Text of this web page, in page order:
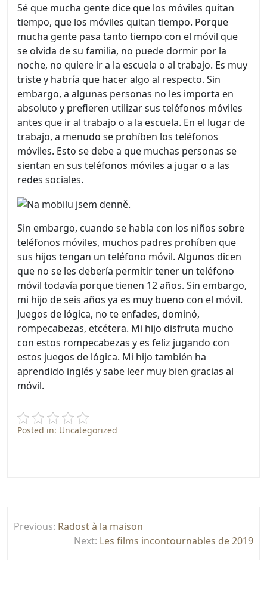
Sé que mucha gente dice que los móviles quitan
tiempo, que los móviles quitan tiempo. Porque
mucha gente pasa tanto tiempo con el móvil que
se olvida de su familia, no puede dormir por la
noche, no quiere ir a la escuela o al trabajo. Es muy
triste y habría que hacer algo al respecto. Sin
embargo, a algunas personas no les importa en
absoluto y prefieren utilizar sus teléfonos móviles
antes que ir al trabajo o a la escuela. En el lugar de
trabajo, a menudo se prohíben los teléfonos
móviles. Esto se debe a que muchas personas se
sientan en sus teléfonos móviles a jugar o a las
redes sociales.
Sin embargo, cuando se habla con los niños sobre
teléfonos móviles, muchos padres prohíben que
sus hijos tengan un teléfono móvil. Algunos dicen
que no se les debería permitir tener un teléfono
móvil todavía porque tienen 12 años. Sin embargo,
mi hijo de seis años ya es muy bueno con el móvil.
Juegos de lógica, no te enfades, dominó,
rompecabezas, etcétera. Mi hijo disfruta mucho
con estos rompecabezas y es feliz jugando con
estos juegos de lógica. Mi hijo también ha
aprendido inglés y sabe leer muy bien gracias al
móvil.
Posted in: Uncategorized
navigation
Previous: Radost à la maison
Next: Les films incontournables de 2019